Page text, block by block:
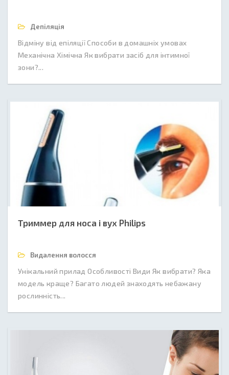
Депіляція
Відміну від епіляції Способи в домашніх умовах
Механічна Хімічна Як вибрати засіб для інтимної
зони?...
Триммер для носа і вух Philips
Видалення волосся
Унікальний прилад Особливості Види Як вибрати? Яка
модель краще? Багато людей знаходять небажану
рослинність...